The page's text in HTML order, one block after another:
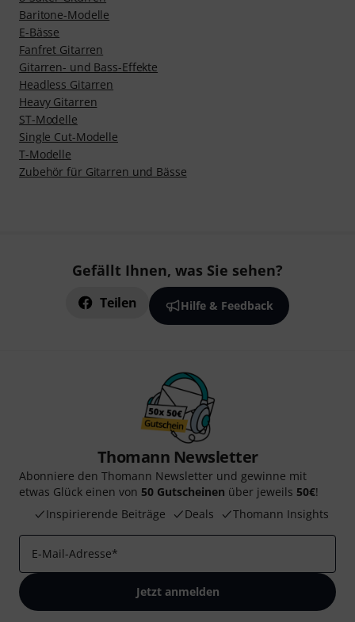
Baritone-Modelle
E-Bässe
Fanfret Gitarren
Gitarren- und Bass-Effekte
Headless Gitarren
Heavy Gitarren
ST-Modelle
Single Cut-Modelle
T-Modelle
Zubehör für Gitarren und Bässe
Gefällt Ihnen, was Sie sehen?
Teilen Hilfe & Feedback
Thomann Newsletter
Abonniere den Thomann Newsletter und gewinne mit
etwas Glück einen von 50 Gutscheinen über jeweils 50€!
Inspirierende Beiträge
Deals Thomann Insights
E-Mail-Adresse*
Jetzt anmelden